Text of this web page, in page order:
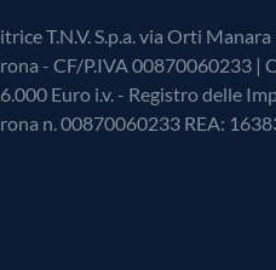
T.N.V. S.p.a. via Orti
- CF/P.IVA 00870060233 |
Euro i.v. - Registro delle
n. 00870060233 REA: